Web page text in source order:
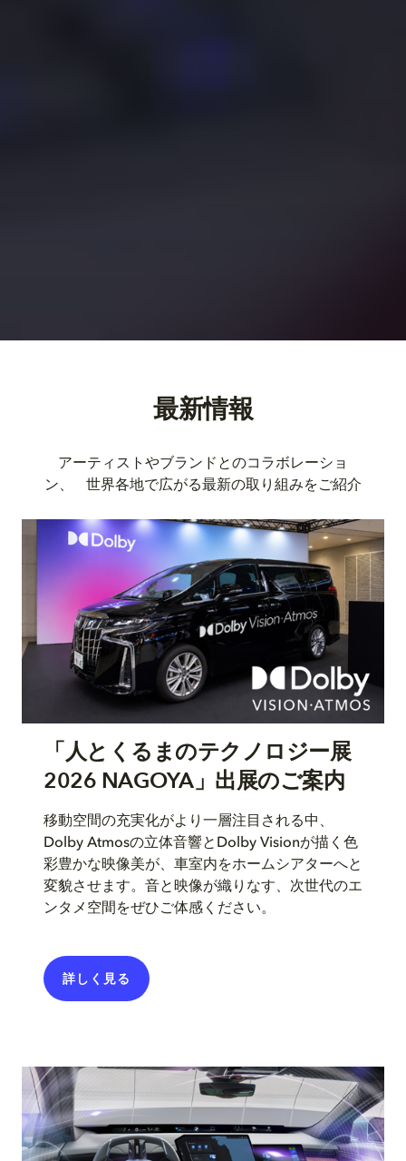
最​新​情報​
アーティストや​ブランドとの​コラボレーショ
ン、​ 世界各地で​広がる​最新の​取り組みを​ご紹介
「人とくるまのテクノロジー展
2026 NAGOYA」出展のご案内
移動空間の充実化がより一層注目される中、
Dolby Atmosの立体音響とDolby Visionが描く色
彩豊かな映像美が、車室内をホームシアターへと
変貌させます。音と映像が織りなす、次世代のエ
ンタメ空間をぜひご体感ください。
詳しく​見る​